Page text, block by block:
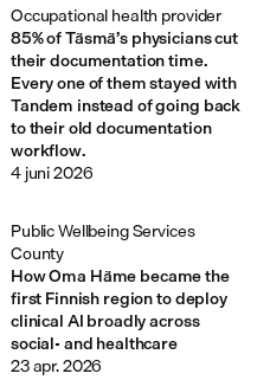
85% of Täsmä’s physicians cut
their documentation time.
Every one of them stayed with
Tandem instead of going back
to their old documentation
workflow.
Occupational health provider
4 juni 2026
How Oma Häme became the
first Finnish region to deploy
clinical AI broadly across
social- and healthcare
Public Wellbeing Services
County
23 apr. 2026